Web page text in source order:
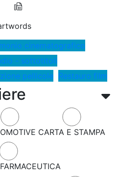
CARTA E STAMPA
cinematografico
- sottotitoli
pellicole Restauro film